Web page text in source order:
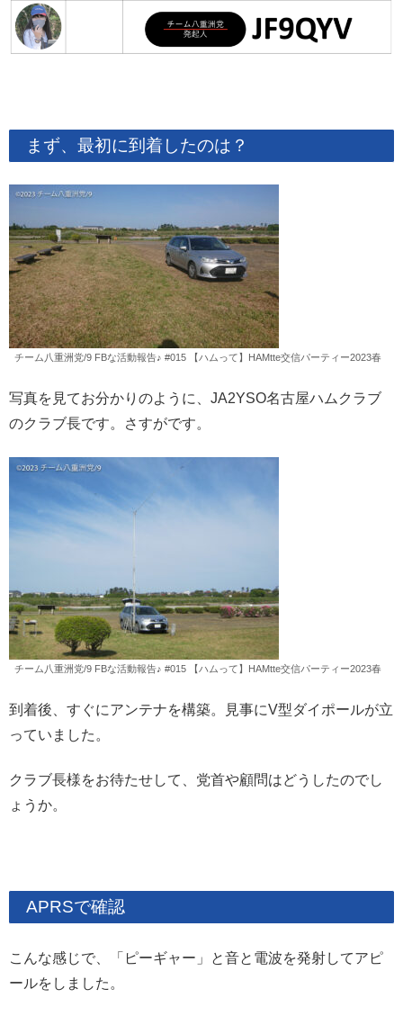
まず、最初に到着したのは？
チーム八重洲党/9 FBな活動報告♪ #015 【ハムって】HAMtte交信パーティー2023春
写真を見てお分かりのように、JA2YSO名古屋ハムクラブ
のクラブ長です。さすがです。
チーム八重洲党/9 FBな活動報告♪ #015 【ハムって】HAMtte交信パーティー2023春
到着後、すぐにアンテナを構築。見事にV型ダイポールが立
っていました。
クラブ長様をお待たせして、党首や顧問はどうしたのでし
ょうか。
APRSで確認
こんな感じで、「ピーギャー」と音と電波を発射してアピ
ールをしました。